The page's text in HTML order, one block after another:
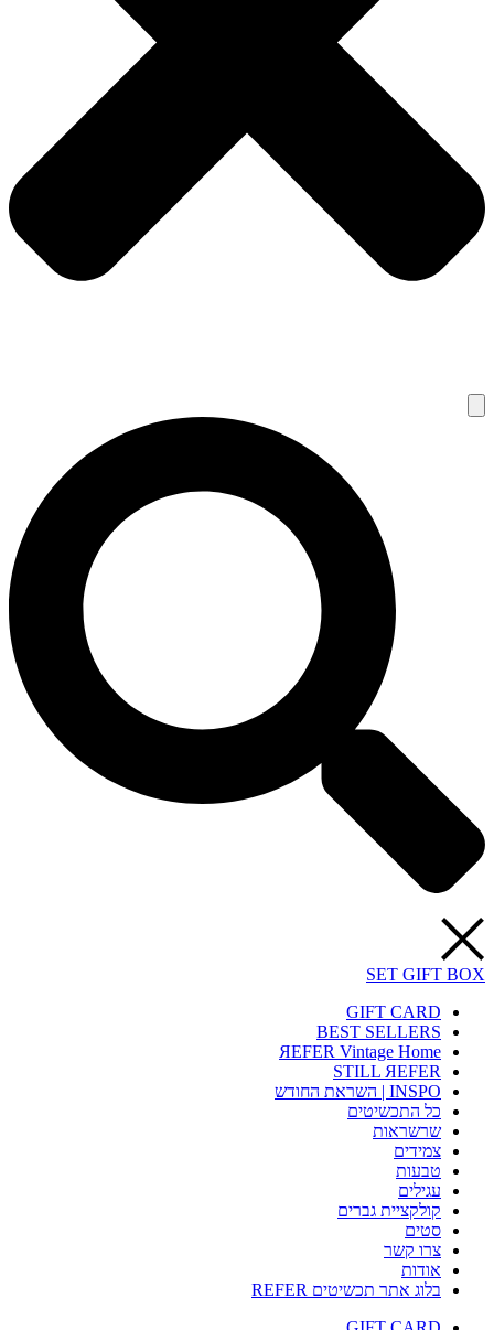
SET GIFT BOX
GIFT CARD
BEST SELLERS
ЯEFER Vintage Home
STILL ЯEFER
INSPO | השראת החודש
כל התכשיטים
שרשראות
צמידים
טבעות
עגילים
קולקציית גברים
סטים
צרו קשר
אודות
בלוג אתר תכשיטים REFER